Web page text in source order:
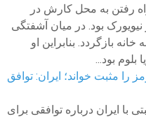
۲۰۰۱ زنی در راه رفتن به محل کارش در
بود. در میان آشفتگی
بازگردد. بنابراین او
بود...
را مثبت خواند؛ ایران: توافق
با ایران درباره توافقی برای